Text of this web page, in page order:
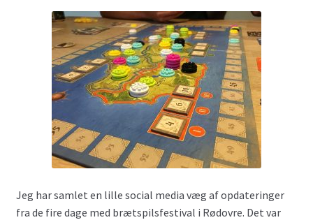
Jeg har samlet en lille social media væg af opdateringer
fra de fire dage med brætspilsfestival i Rødovre. Det var